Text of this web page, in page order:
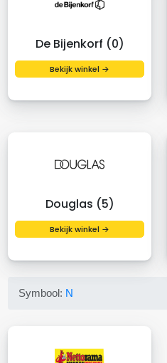
De Bijenkorf (0)
Bekijk winkel →
Douglas (5)
Bekijk winkel →
Symbool: N